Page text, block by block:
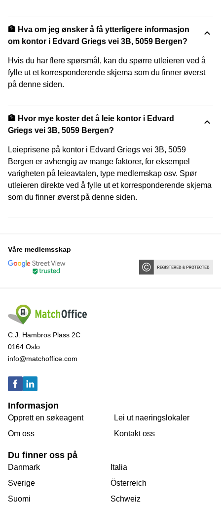
🏦 Hva om jeg ønsker å få ytterligere informasjon
om kontor i Edvard Griegs vei 3B, 5059 Bergen?
Hvis du har flere spørsmål, kan du spørre utleieren ved å
fylle ut et korresponderende skjema som du finner øverst
på denne siden.
🏦 Hvor mye koster det å leie kontor i Edvard
Griegs vei 3B, 5059 Bergen?
Leieprisene på kontor i Edvard Griegs vei 3B, 5059
Bergen er avhengig av mange faktorer, for eksempel
varigheten på leieavtalen, type medlemskap osv. Spør
utleieren direkte ved å fylle ut et korresponderende skjema
som du finner øverst på denne siden.
Våre medlemsskap
C.J. Hambros Plass 2C
0164 Oslo
info@matchoffice.com
Informasjon
Opprett en søkeagent
Om oss
Lei ut naeringslokaler
Kontakt oss
Du finner oss på
Danmark
Sverige
Suomi
Italia
Österreich
Schweiz